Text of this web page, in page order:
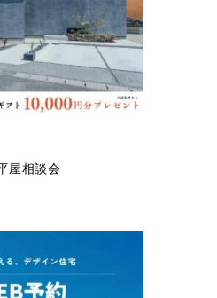
屋相談会